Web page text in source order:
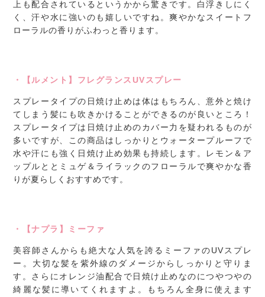
上も配合されているというかから驚きです。白浮きしにく
く、汗や水に強いのも嬉しいですね。爽やかなスイートフ
ローラルの香りがふわっと香ります。
・【ルメント】フレグランスUVスプレー
スプレータイプの日焼け止めは体はもちろん、意外と焼け
てしまう髪にも吹きかけることができるのが良いところ！
スプレータイプは日焼け止めのカバー力を疑われるものが
多いですが、この商品はしっかりとウォータープルーフで
水や汗にも強く日焼け止め効果も持続します。レモン＆ア
ップルととミュゲ＆ライラックのフローラルで爽やかな香
りが夏らしくおすすめです。
・【ナプラ】ミーファ
美容師さんからも絶大な人気を誇るミーファのUVスプレ
ー。大切な髪を紫外線のダメージからしっかりと守りま
す。さらにオレンジ油配合で日焼け止めなのにつやつやの
綺麗な髪に導いてくれますよ。もちろん全身に使えます